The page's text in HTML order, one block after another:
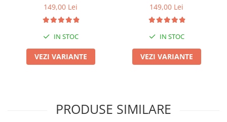
149,00 Lei
IN STOC
VEZI VARIANTE
149,00 Lei
IN STOC
VEZI VARIANTE
PRODUSE SIMILARE